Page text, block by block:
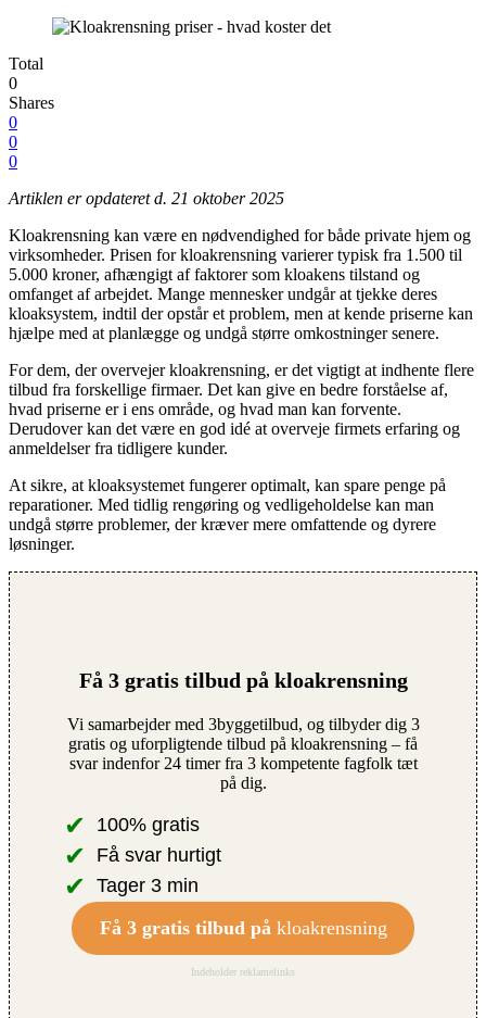
Total
0
Shares
0
0
0
Artiklen er opdateret d. 21 oktober 2025
Kloakrensning kan være en nødvendighed for både private hjem og
virksomheder. Prisen for kloakrensning varierer typisk fra 1.500 til
5.000 kroner, afhængigt af faktorer som kloakens tilstand og
omfanget af arbejdet. Mange mennesker undgår at tjekke deres
kloaksystem, indtil der opstår et problem, men at kende priserne kan
hjælpe med at planlægge og undgå større omkostninger senere.
For dem, der overvejer kloakrensning, er det vigtigt at indhente flere
tilbud fra forskellige firmaer. Det kan give en bedre forståelse af,
hvad priserne er i ens område, og hvad man kan forvente.
Derudover kan det være en god idé at overveje firmets erfaring og
anmeldelser fra tidligere kunder.
At sikre, at kloaksystemet fungerer optimalt, kan spare penge på
reparationer. Med tidlig rengøring og vedligeholdelse kan man
undgå større problemer, der kræver mere omfattende og dyrere
løsninger.
Få 3 gratis tilbud på kloakrensning
Vi samarbejder med 3byggetilbud, og tilbyder dig 3
gratis og uforpligtende tilbud på kloakrensning – få
svar indenfor 24 timer fra 3 kompetente fagfolk tæt
på dig.
✔ 100% gratis
✔ Få svar hurtigt
✔ Tager 3 min
Få 3 gratis tilbud på kloakrensning
Indeholder reklamelinks